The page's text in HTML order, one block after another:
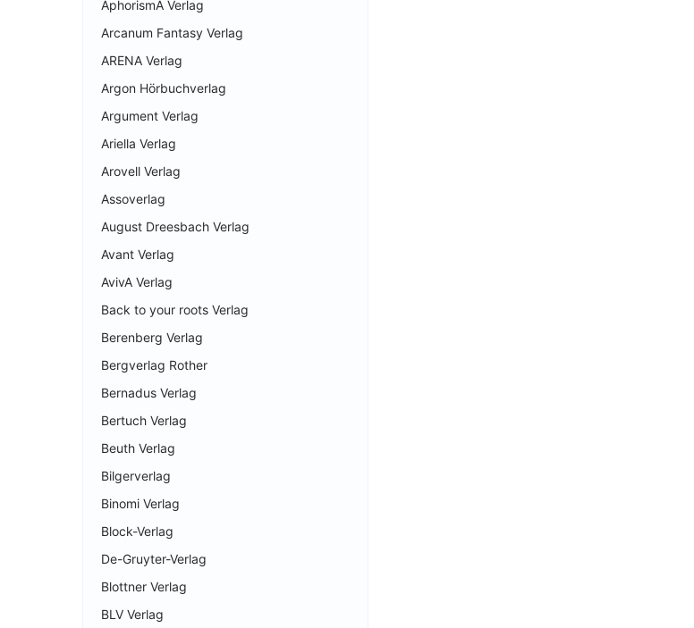
AphorismA Verlag
Arcanum Fantasy Verlag
ARENA Verlag
Argon Hörbuchverlag
Argument Verlag
Ariella Verlag
Arovell Verlag
Assoverlag
August Dreesbach Verlag
Avant Verlag
AvivA Verlag
Back to your roots Verlag
Berenberg Verlag
Bergverlag Rother
Bernadus Verlag
Bertuch Verlag
Beuth Verlag
Bilgerverlag
Binomi Verlag
Block-Verlag
De-Gruyter-Verlag
Blottner Verlag
BLV Verlag